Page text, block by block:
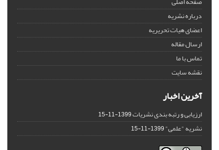
درباره نشریه
اعضای هیات تحریریه
ارسال مقاله
تماس با ما
نقشه سایت
آخرین اخبار
ارزیابی و رتبه بندی نشریات1399-11-15
نشریه "علمی"1399-11-15